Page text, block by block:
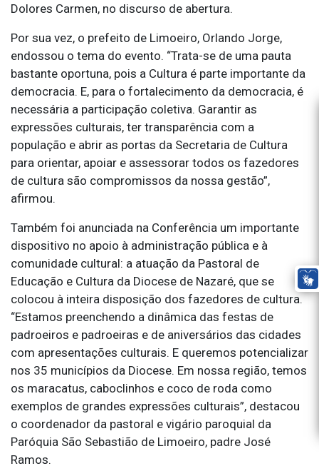
Dolores Carmen, no discurso de abertura.
Por sua vez, o prefeito de Limoeiro, Orlando Jorge,
endossou o tema do evento. “Trata-se de uma pauta
bastante oportuna, pois a Cultura é parte importante da
democracia. E, para o fortalecimento da democracia, é
necessária a participação coletiva. Garantir as
expressões culturais, ter transparência com a
população e abrir as portas da Secretaria de Cultura
para orientar, apoiar e assessorar todos os fazedores
de cultura são compromissos da nossa gestão”,
afirmou.
Também foi anunciada na Conferência um importante
dispositivo no apoio à administração pública e à
comunidade cultural: a atuação da Pastoral de
Educação e Cultura da Diocese de Nazaré, que se
colocou à inteira disposição dos fazedores de cultura.
“Estamos preenchendo a dinâmica das festas de
padroeiros e padroeiras e de aniversários das cidades
com apresentações culturais. E queremos potencializar
nos 35 municípios da Diocese. Em nossa região, temos
os maracatus, caboclinhos e coco de roda como
exemplos de grandes expressões culturais”, destacou
o coordenador da pastoral e vigário paroquial da
Paróquia São Sebastião de Limoeiro, padre José
Ramos.